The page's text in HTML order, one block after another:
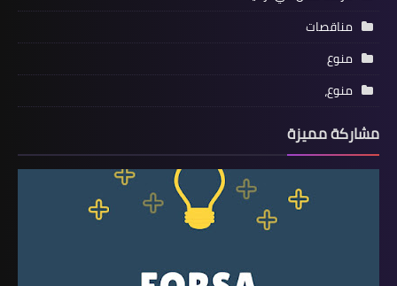
مناقصات
منوع
منوع،
مشاركة مميزة